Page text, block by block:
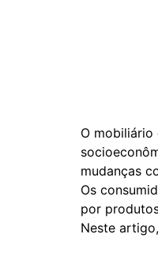
O mobiliário
mudanças
Os
por
Neste